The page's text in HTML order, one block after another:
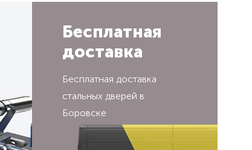
Бесплатная
доставка
Бесплатная доставка
стальных дверей в
Боровске